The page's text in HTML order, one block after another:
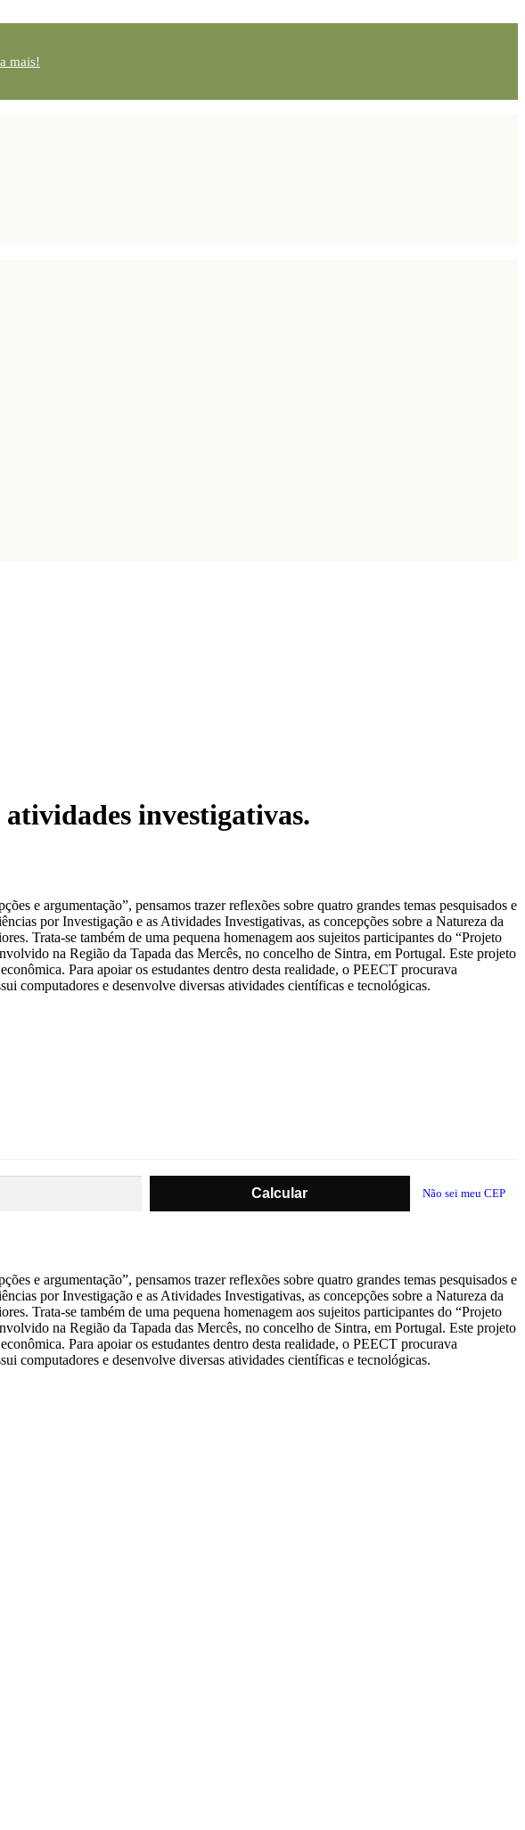
mais!
investigativas.
e argumentação”, pensamos trazer reflexões sobre quatro grandes temas pesquisados e
por Investigação e as Atividades Investigativas, as concepções sobre a Natureza da
Trata-se também de uma pequena homenagem aos sujeitos participantes do “Projeto
na Região da Tapada das Mercês, no concelho de Sintra, em Portugal. Este projeto
Para apoiar os estudantes dentro desta realidade, o PEECT procurava
computadores e desenvolve diversas atividades científicas e tecnológicas.
Não sei meu CEP
e argumentação”, pensamos trazer reflexões sobre quatro grandes temas pesquisados e
por Investigação e as Atividades Investigativas, as concepções sobre a Natureza da
Trata-se também de uma pequena homenagem aos sujeitos participantes do “Projeto
na Região da Tapada das Mercês, no concelho de Sintra, em Portugal. Este projeto
Para apoiar os estudantes dentro desta realidade, o PEECT procurava
computadores e desenvolve diversas atividades científicas e tecnológicas.